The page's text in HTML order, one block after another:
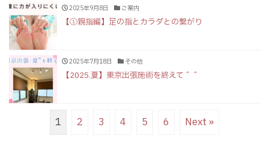
2025年9月8日 ご案内
【①親指編】足の指とカラダとの繋がり
2025年7月18日 その他
【2025.夏】東京出張施術を終えて＾＾
1 2 3 4 5 6 Next »